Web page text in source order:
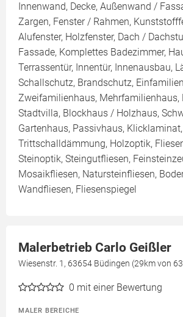
Innenwand, Decke, Außenwand /
Zargen, Fenster / Rahmen,
Alufenster, Holzfenster, Dach /
Fassade, Komplettes Badezimmer,
Terrassentür, Innentür, Innenausbau,
Schallschutz, Brandschutz,
Zweifamilienhaus, Mehrfamilienhaus,
Stadtvilla, Blockhaus / Holzhaus,
Gartenhaus, Passivhaus, Klicklaminat,
Trittschalldämmung, Holzoptik,
Steinoptik, Steingutfliesen,
Mosaikfliesen, Natursteinfliesen,
Wandfliesen, Fliesenspiegel
Malerbetrieb Carlo Geißler
Wiesenstr. 1, 63654 Büdingen (29km von
0 mit einer Bewertung
MALER BEREICHE